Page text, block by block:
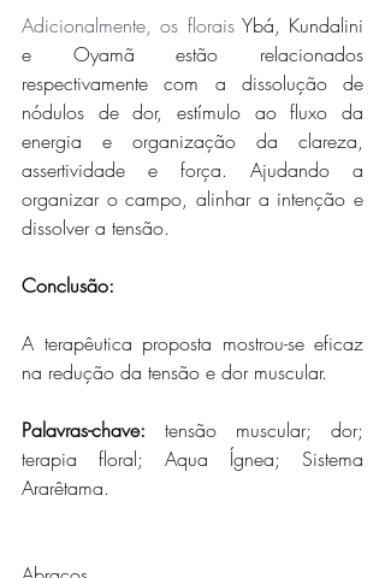
Adicionalmente, os florais Ybá, Kundalini
e Oyamã estão relacionados
respectivamente com a dissolução de
nódulos de dor, estímulo ao fluxo da
energia e organização da clareza,
assertividade e força. Ajudando a
organizar o campo, alinhar a intenção e
dissolver a tensão.
Conclusão:
A terapêutica proposta mostrou-se eficaz
na redução da tensão e dor muscular.
Palavras-chave: tensão muscular; dor;
terapia floral; Aqua Ígnea; Sistema
Ararêtama.